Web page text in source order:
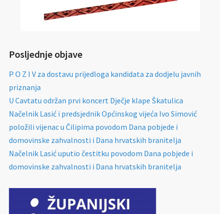
Posljednje objave
P O Z I V za dostavu prijedloga kandidata za dodjelu javnih
priznanja
U Cavtatu održan prvi koncert Dječje klape Škatulica
Načelnik Lasić i predsjednik Općinskog vijeća Ivo Simović
položili vijenac u Čilipima povodom Dana pobjede i
domovinske zahvalnosti i Dana hrvatskih branitelja
Načelnik Lasić uputio čestitku povodom Dana pobjede i
domovinske zahvalnosti i Dana hrvatskih branitelja